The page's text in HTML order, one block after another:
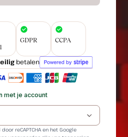
GDPR CCPA
betalen
met je account
reCAPTCHA en het Google